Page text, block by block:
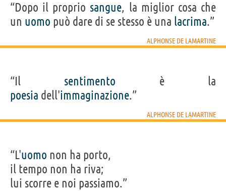
“Dopo il proprio sangue, la miglior cosa che
un uomo può dare di se stesso è una lacrima.”
ALPHONSE DE LAMARTINE
“Il sentimento è la
poesia dell'immaginazione.”
ALPHONSE DE LAMARTINE
“L'uomo non ha porto,
il tempo non ha riva;
lui scorre e noi passiamo.”